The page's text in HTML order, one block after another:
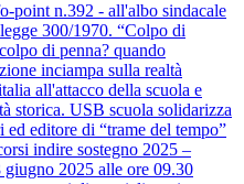
point n.392 - all'albo sindacale
300/1970. “Colpo di
di penna? quando
inciampa sulla realtà
all'attacco della scuola e
storica. USB scuola solidarizza
ed editore di “trame del tempo”
indire sostegno 2025 –
giugno 2025 alle ore 09.30